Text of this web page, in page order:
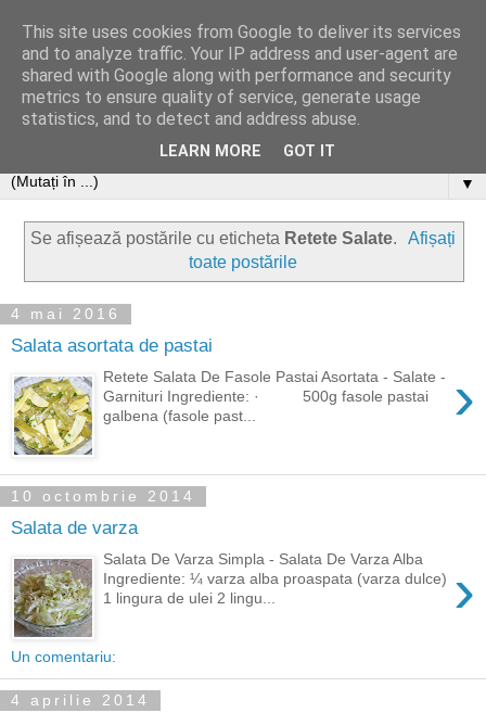
▼
Se afișează postările cu eticheta Retete Salate.
Afișați
toate postările
4 mai 2016
Salata asortata de pastai
›
Retete Salata De Fasole Pastai Asortata - Salate -
Garnituri Ingrediente: · 500g fasole pastai
galbena (fasole past...
10 octombrie 2014
Salata de varza
›
Salata De Varza Simpla - Salata De Varza Alba
Ingrediente: ¼ varza alba proaspata (varza dulce)
1 lingura de ulei 2 lingu...
Un comentariu:
4 aprilie 2014
This site uses cookies from Google to deliver its services
and to analyze traffic. Your IP address and user-agent are
shared with Google along with performance and security
metrics to ensure quality of service, generate usage
statistics, and to detect and address abuse.
LEARN MORE GOT IT